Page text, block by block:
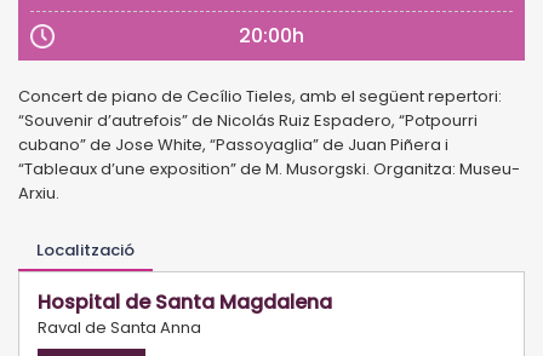
20:00h
Concert de piano de Cecílio Tieles, amb el següent repertori:
“Souvenir d’autrefois” de Nicolás Ruiz Espadero, “Potpourri
cubano” de Jose White, “Passoyaglia” de Juan Piñera i
“Tableaux d’une exposition” de M. Musorgski. Organitza: Museu-
Arxiu.
Localització
Hospital de Santa Magdalena
Raval de Santa Anna